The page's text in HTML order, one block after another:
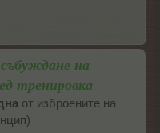
на
тренировка
от изброените на